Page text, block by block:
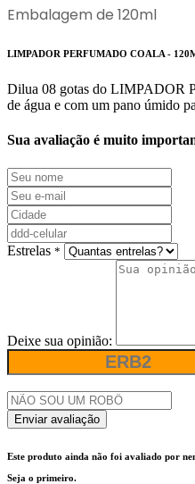
Embalagem de 120ml
LIMPADOR PERFUMADO COALA -
Dilua 08 gotas do LIMPADOR
de água e com um pano úmido
Sua avaliação é muito
Estrelas *
Deixe sua opinião:
Enviar avaliação
Este produto ainda não foi avaliado por
Seja o primeiro.